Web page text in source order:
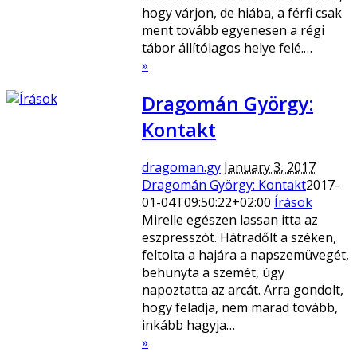
hogy várjon, de hiába, a férfi csak
ment tovább egyenesen a régi
tábor állítólagos helye felé.…
»
Dragomán György:
Kontakt
dragoman.gy January 3, 2017
Dragomán György: Kontakt2017-
01-04T09:50:22+02:00 Írások
Mirelle egészen lassan itta az
eszpresszót. Hátradőlt a széken,
feltolta a hajára a napszemüvegét,
behunyta a szemét, úgy
napoztatta az arcát. Arra gondolt,
hogy feladja, nem marad tovább,
inkább hagyja…
»